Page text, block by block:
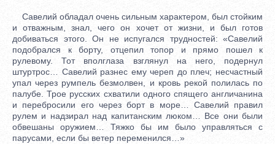
Савелий обладал очень сильным характером, был стойким
и отважным, знал, чего он хочет от жизни, и был готов
добиваться этого. Он не испугался трудностей: «Савелий
подобрался к борту, отцепил топор и прямо пошел к
рулевому. Тот вполглаза взглянул на него, подернул
штуртрос… Савелий разнес ему череп до плеч; несчастный
упал через румпель безмолвен, и кровь рекой полилась по
палубе. Трое русских схватили одного спящего англичанина
и перебросили его через борт в море… Савелий правил
рулем и надзирал над капитанским люком… Все они были
обвешаны оружием… Тяжко бы им было управляться с
парусами, если бы ветер переменился…»